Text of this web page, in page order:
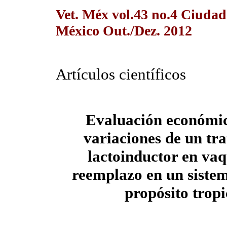
Vet. Méx vol.43 no.4
México Out./Dez. 2012
Artículos científicos
Evaluación
variaciones de un
lactoinductor en
reemplazo en un
propósito